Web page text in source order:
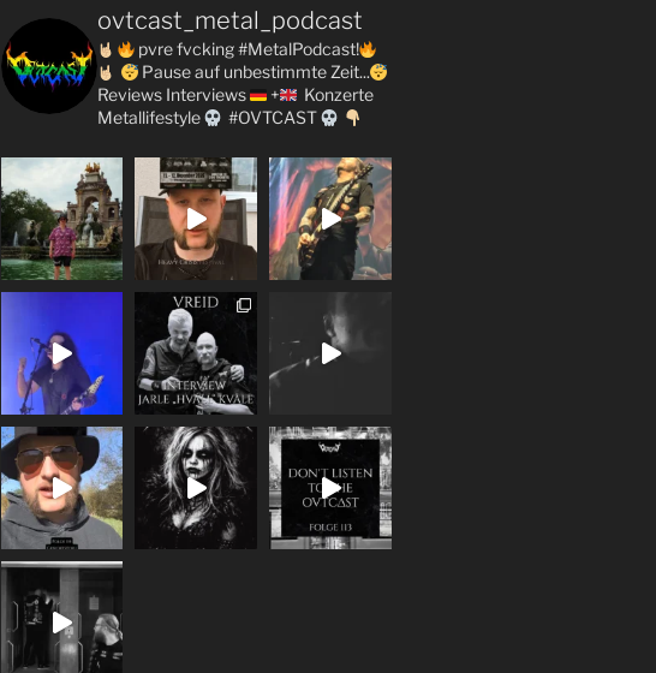
ovtcast_metal_podcast
pvre fvcking #MetalPodcast!
Pause auf unbestimmte Zeit...
Reviews Interviews +
Konzerte
Metallifestyle
#OVTCAST